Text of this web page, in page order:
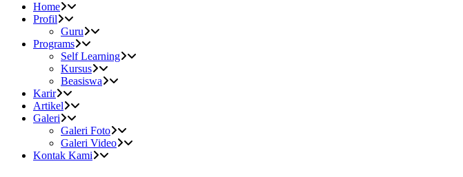
Home
Profil
Guru
Programs
Self Learning
Kursus
Beasiswa
Karir
Artikel
Galeri
Galeri Foto
Galeri Video
Kontak Kami